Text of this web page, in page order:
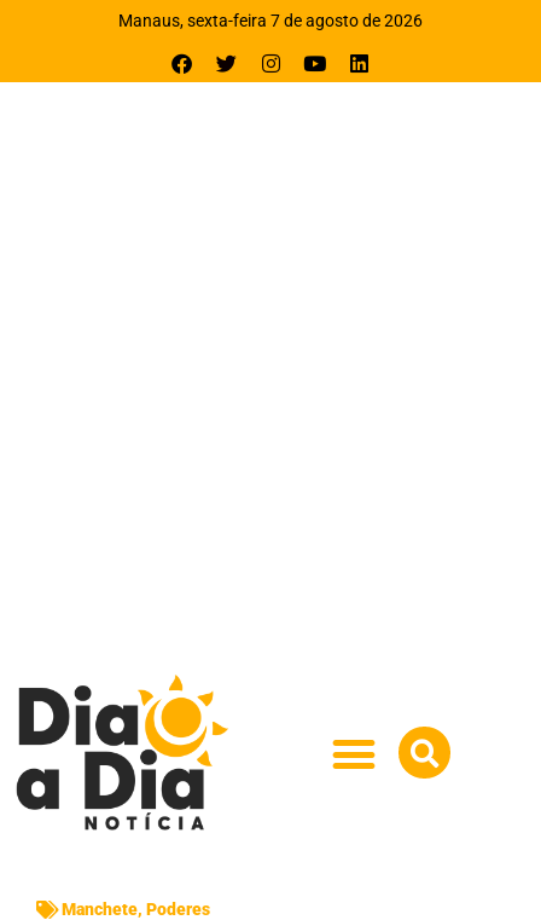
Manaus, sexta-feira 7 de agosto de 2026
Manchete, Poderes